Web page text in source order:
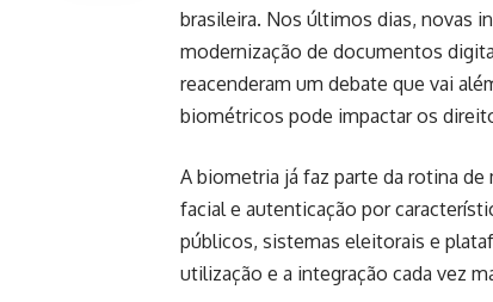
brasileira. Nos últimos dias, novas
modernização de documentos
reacenderam um debate que vai
biométricos pode impactar os
A biometria já faz parte da rotina
facial e autenticação por
públicos, sistemas eleitorais e
utilização e a integração cada vez